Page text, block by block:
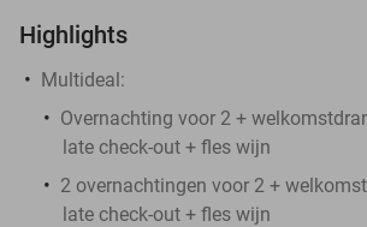
Highlights
Multideal:
Overnachting voor 2 +
late check-out + fles wijn
2 overnachtingen voor 2 +
late check-out + fles wijn